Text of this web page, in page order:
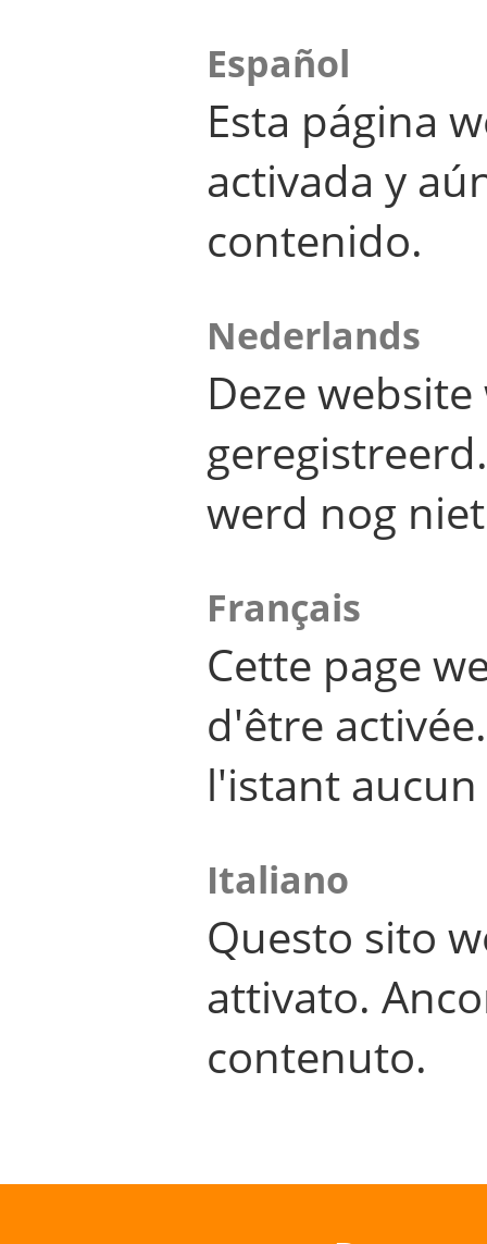
Español
Esta página
activada y
contenido.
Nederlands
Deze
werd nog
Français
Cette page
d'être
l'istant
Italiano
Questo sito
attivato.
contenuto.